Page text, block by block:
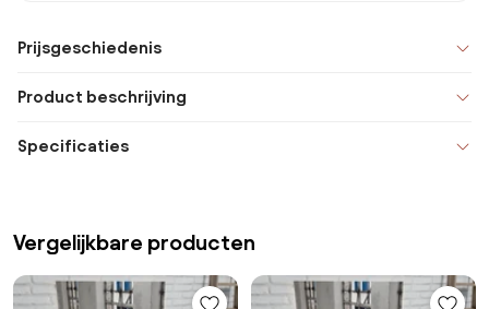
Prijsgeschiedenis
Product beschrijving
Specificaties
Vergelijkbare producten